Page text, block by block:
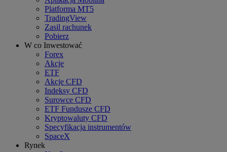
Platforma MT5
TradingView
Zasil rachunek
Pobierz
W co Inwestować
Forex
Akcje
ETF
Akcje CFD
Indeksy CFD
Surowce CFD
ETF Fundusze CFD
Kryptowaluty CFD
Specyfikacja instrumentów
SpaceX
Rynek